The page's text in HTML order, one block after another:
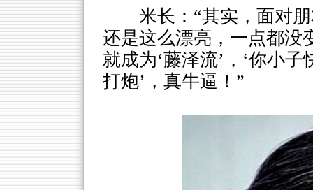
米长：“其实，面对
还是这么漂亮，一点都没
就成为‘藤泽流’，‘你小
打炮’，真牛逼！”